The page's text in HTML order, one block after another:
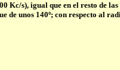
Kc/s), igual que en el resto de
de unos 140º; con respecto al